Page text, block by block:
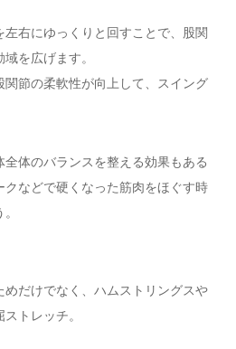
右にゆっくりと回すことで、股関
を広げます。
関節の柔軟性が向上して、スイング
全体のバランスを整える効果もある
などで硬くなった筋肉をほぐす時
めだけでなく、ハムストリングスや
トレッチ。